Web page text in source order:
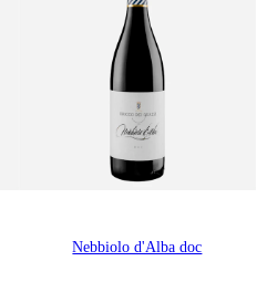
Nebbiolo d'Alba doc